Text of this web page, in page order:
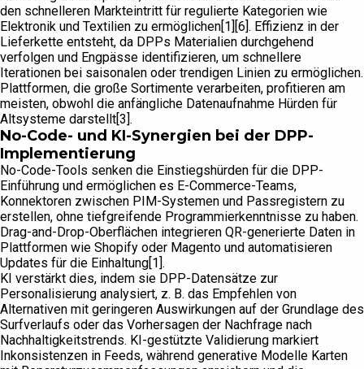
den schnelleren Markteintritt für regulierte Kategorien wie
Elektronik und Textilien zu ermöglichen[1][6]. Effizienz in der
Lieferkette entsteht, da DPPs Materialien durchgehend
verfolgen und Engpässe identifizieren, um schnellere
Iterationen bei saisonalen oder trendigen Linien zu ermöglichen.
Plattformen, die große Sortimente verarbeiten, profitieren am
meisten, obwohl die anfängliche Datenaufnahme Hürden für
Altsysteme darstellt[3].
No-Code- und KI-Synergien bei der DPP-
Implementierung
No-Code-Tools senken die Einstiegshürden für die DPP-
Einführung und ermöglichen es E-Commerce-Teams,
Konnektoren zwischen PIM-Systemen und Passregistern zu
erstellen, ohne tiefgreifende Programmierkenntnisse zu haben.
Drag-and-Drop-Oberflächen integrieren QR-generierte Daten in
Plattformen wie Shopify oder Magento und automatisieren
Updates für die Einhaltung[1].
KI verstärkt dies, indem sie DPP-Datensätze zur
Personalisierung analysiert, z. B. das Empfehlen von
Alternativen mit geringeren Auswirkungen auf der Grundlage des
Surfverlaufs oder das Vorhersagen der Nachfrage nach
Nachhaltigkeitstrends. KI-gestützte Validierung markiert
Inkonsistenzen in Feeds, während generative Modelle Karten